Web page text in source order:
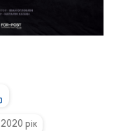
2020 рік